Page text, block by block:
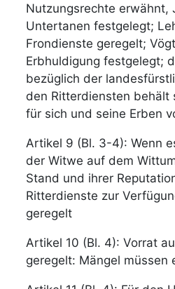
Nutzungsrechte erwähnt,
Untertanen festgelegt;
Frondienste geregelt;
Erbhuldigung festgelegt;
bezüglich der
den Ritterdiensten behält
für sich und seine Erben
Artikel 9 (Bl. 3-4): Wenn
der Witwe auf dem
Stand und ihrer
Ritterdienste zur
geregelt
Artikel 10 (Bl. 4): Vorrat
geregelt: Mängel müssen